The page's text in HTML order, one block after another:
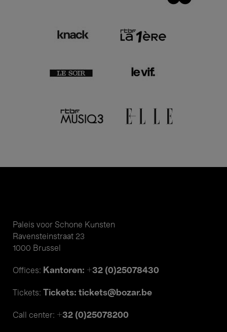
Paleis voor Schone Kunsten
Ravensteinstraat 23
1000 Brussel
Offices: Kantoren: +32 (0)25078430
Tickets: Tickets: tickets@bozar.be
Call center: +32 (0)25078200